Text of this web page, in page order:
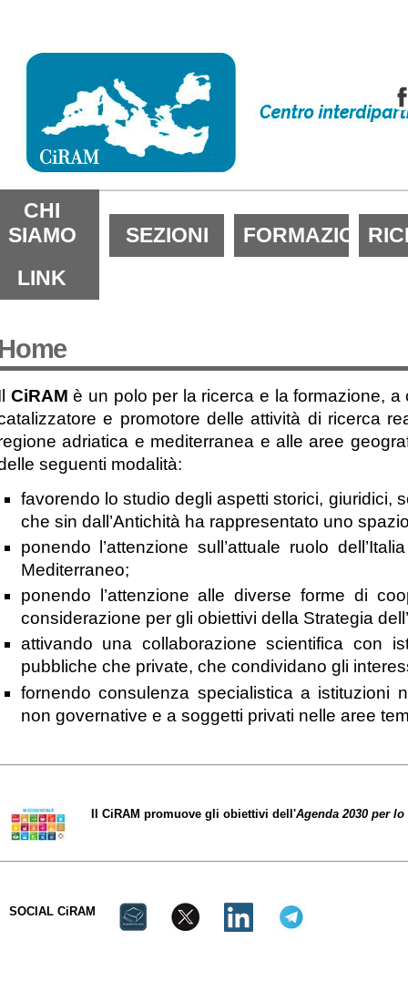
CHI
SIAMO
SEZIONI FORMAZIONE
LINK
CiRAM è un polo per la ricerca e la formazione,
e promotore delle attività di ricerca
adriatica e mediterranea e alle aree
seguenti modalità:
favorendo lo studio degli aspetti storici, giuridici,
che sin dall’Antichità ha rappresentato uno
ponendo l’attenzione sull’attuale ruolo
Mediterraneo;
ponendo l’attenzione alle diverse forme di
considerazione per gli obiettivi della Strategia
attivando una collaborazione scientifica con
pubbliche che private, che condividano gli
fornendo consulenza specialistica a istituzioni
non governative e a soggetti privati nelle aree
Il CiRAM promuove gli obiettivi dell'Agenda 2030 per
SOCIAL CiRAM